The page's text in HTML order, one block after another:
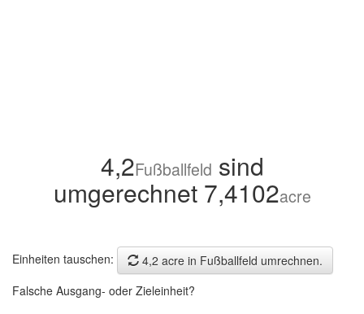
4,2Fußballfeld sind
umgerechnet 7,4102acre
Einheiten tauschen:
4,2 acre in Fußballfeld umrechnen.
Falsche Ausgang- oder Zieleinheit?